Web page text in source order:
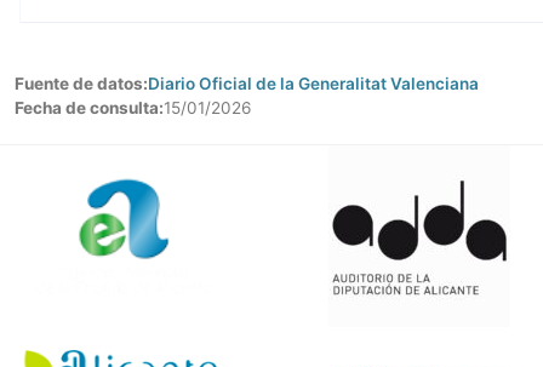
Fuente de datos:Diario Oficial de la Generalitat Valenciana
Fecha de consulta:15/01/2026